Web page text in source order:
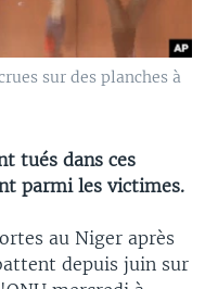
sur des planches à
tués dans ces
parmi les victimes.
au Niger après
depuis juin sur